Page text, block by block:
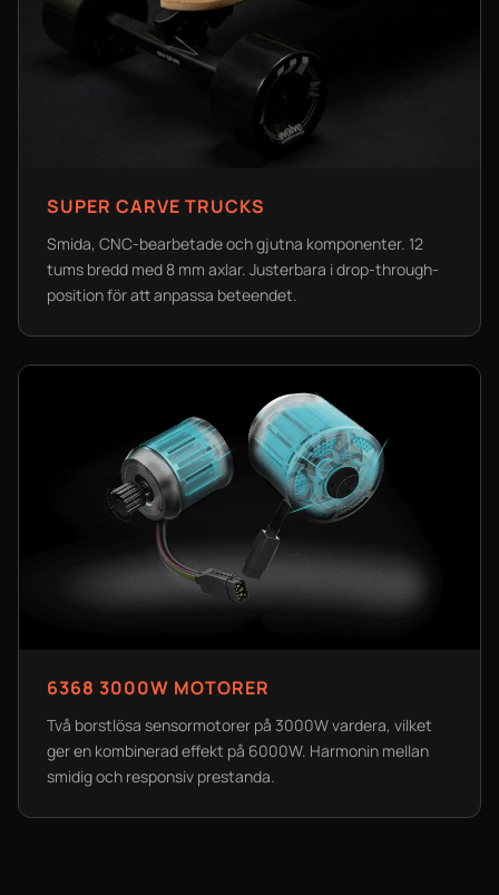
SUPER CARVE TRUCKS
Smida, CNC-bearbetade och gjutna komponenter. 12
tums bredd med 8 mm axlar. Justerbara i drop-through-
position för att anpassa beteendet.
6368 3000W MOTORER
Två borstlösa sensormotorer på 3000W vardera, vilket
ger en kombinerad effekt på 6000W. Harmonin mellan
smidig och responsiv prestanda.